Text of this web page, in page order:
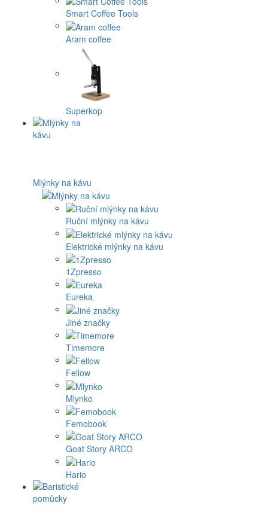
Smart Coffee Tools
Aram coffee
Superkop
Mlýnky na kávu
Ruční mlýnky na kávu
Elektrické mlýnky na kávu
1Zpresso
Eureka
Jiné značky
Timemore
Fellow
Mlynko
Femobook
Goat Story ARCO
Hario